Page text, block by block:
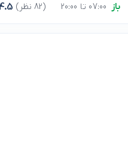
باز (82 نظر)